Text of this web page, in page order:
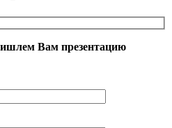
Вам презентацию